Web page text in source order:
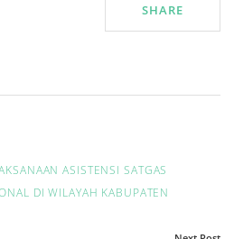
SHARE
ASISTENSI SATGAS
DI WILAYAH KABUPATEN